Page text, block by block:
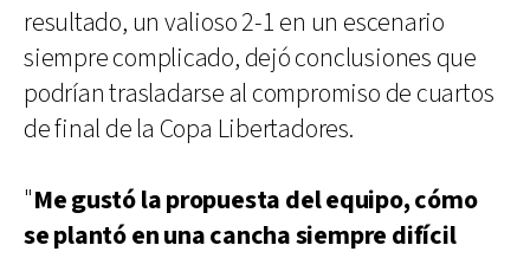
resultado, un valioso 2-1 en un escenario
siempre complicado, dejó conclusiones que
podrían trasladarse al compromiso de cuartos
de final de la Copa Libertadores.
"Me gustó la propuesta del equipo, cómo
se plantó en una cancha siempre difícil